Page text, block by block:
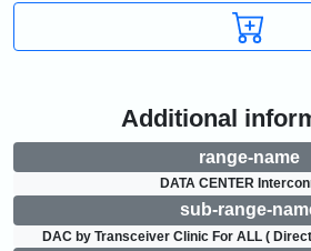
Additional
range-name
DATA CENTER
sub-range-
DAC by Transceiver Clinic For ALL (